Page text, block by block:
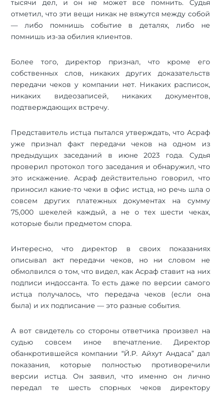
тысячи дел, и он не может все помнить. Судья
отметил, что эти вещи никак не вяжутся между собой
— либо помнишь событие в деталях, либо не
помнишь из-за обилия клиентов.
Более того, директор признал, что кроме его
собственных слов, никаких других доказательств
передачи чеков у компании нет. Никаких расписок,
никаких видеозаписей, никаких документов,
подтверждающих встречу.
Представитель истца пытался утверждать, что Асраф
уже признал факт передачи чеков на одном из
предыдущих заседаний в июне 2023 года. Судья
проверил протокол того заседания и обнаружил, что
это искажение. Асраф действительно говорил, что
приносил какие-то чеки в офис истца, но речь шла о
совсем других платежных документах на сумму
75,000 шекелей каждый, а не о тех шести чеках,
которые были предметом спора.
Интересно, что директор в своих показаниях
описывал акт передачи чеков, но ни словом не
обмолвился о том, что видел, как Асраф ставит на них
подписи индоссанта. То есть даже по версии самого
истца получалось, что передача чеков (если она
была) и их подписание — это разные события.
А вот свидетель со стороны ответчика произвел на
судью совсем иное впечатление. Директор
обанкротившейся компании “Й.Р. Айхут Андаса” дал
показания, которые полностью противоречили
версии истца. Он заявил, что именно он лично
передал те шесть спорных чеков директору